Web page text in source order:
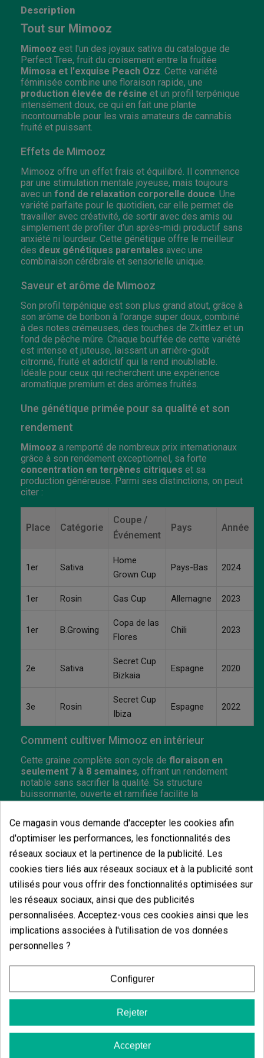
Description
Tout sur Mimooz
Mimooz est l'un des joyaux sativa du catalogue de
Perfect Tree, fruit du croisement entre la fruitée
Mimosa et l'exquise Peach Ozz . Cette variété
féminisée combine une floraison rapide, une
production élevée de résine et un profil terpénique
intensément doux, ce qui en fait une plante
incontournable pour les vrais amateurs de cannabis
fruité et puissant.
Effets de Mimooz
Mimooz offre un effet frais et équilibré. Il commence
par une stimulation mentale joyeuse, mais toujours
avec un fond de relaxation corporelle douce . Une
variété parfaite pour le quotidien, car elle permet de
travailler avec créativité, de sortir avec des amis ou
simplement de profiter d'un après-midi productif sans
anxiété ni lourdeur. Cette génétique offre le meilleur
des deux génétiques parentales avec une
combinaison cérébrale et sensorielle unique.
Saveur et arôme de Mimooz
Son profil terpénique est son plus grand atout, grâce à
son arôme de bonbon à l'orange super doux, combiné
à des notes crémeuses, des touches de Zkittlez et un
fond de pêche mûre. Chaque bouffée de cette variété
est intense et juteuse, laissant un arrière-goût
citronné, fruité et addictif qui la rend inoubliable.
Idéale pour ceux qui recherchent une expérience
aromatique premium et des arômes fruités.
Une génétique primée pour sa qualité et son
rendement
Mimooz a remporté de nombreux prix internationaux
grâce à son rendement exceptionnel, sa forte
concentration en terpènes citriques et sa
production généreuse. Parmi ses distinctions, on peut
citer :
Place Catégorie
Coupe /
Événement
Pays Année
1er Sativa
Home
Grown Cup
Pays-Bas 2024
1er Rosin Gas Cup Allemagne 2023
1er B.Growing
Copa de las
Flores
Chili 2023
2e Sativa
Secret Cup
Bizkaia
Espagne 2020
3e Rosin
Secret Cup
Ibiza
Espagne 2022
Comment cultiver Mimooz en intérieur
Cette graine complète son cycle de floraison en
seulement 7 à 8 semaines, offrant un rendement
notable sans sacrifier la qualité. Sa structure
buissonnante, ouverte et ramifiée facilite la
manipulation et permet d'optimiser l'espace avec le
Elle développe de grandes fleurs compactes et très
résineuses, accompagnées de phénotypes aux
teintes violet foncé si elle est cultivée avec des
contrastes thermiques nocturnes.
Comment cultiver Mimooz en extérieur
En extérieur, Mimooz fleurit avec vigueur début
octobre, s'adaptant bien aux climats tempérés et
ensoleillés. Sa structure sativa dominante permet des
plantes de grande taille avec une excellente
plus, c'est une plante très attrayante, avec des
couleurs vibrantes et des arômes qui se distinguent
Mimooz est une variété aussi délicieuse que
productive, quiconquiert par son arôme, sa couleur,
ses effets et son rendement. Un incontournable pour
Ce magasin vous demande d'accepter les cookies afin
d'optimiser les performances, les fonctionnalités des
réseaux sociaux et la pertinence de la publicité. Les
cookies tiers liés aux réseaux sociaux et à la publicité sont
utilisés pour vous offrir des fonctionnalités optimisées sur
les réseaux sociaux, ainsi que des publicités
personnalisées. Acceptez-vous ces cookies ainsi que les
implications associées à l'utilisation de vos données
personnelles ?
Configurer
Rejeter
Accepter